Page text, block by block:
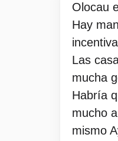
Olocau
Hay
Las
mucha
Habría
mucho
mismo